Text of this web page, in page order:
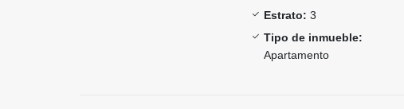
Estrato: 3
Tipo de inmueble:
Apartamento